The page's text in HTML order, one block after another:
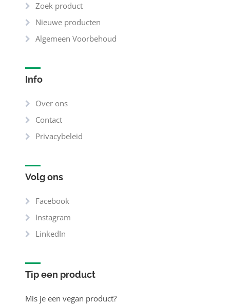
Zoek product
Nieuwe producten
Algemeen Voorbehoud
Info
Over ons
Contact
Privacybeleid
Volg ons
Facebook
Instagram
LinkedIn
Tip een product
Mis je een vegan product?